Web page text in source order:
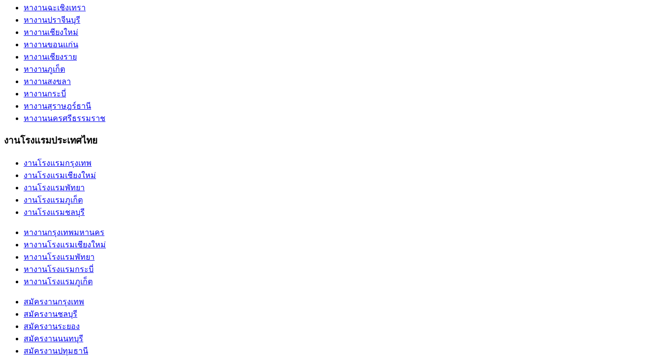
หางานฉะเชิงเทรา
หางานปราจีนบุรี
หางานเชียงใหม่
หางานขอนแก่น
หางานเชียงราย
หางานภูเก็ต
หางานสงขลา
หางานกระบี่
หางานสุราษฎร์ธานี
หางานนครศรีธรรมราช
งานโรงแรมประเทศไทย
งานโรงแรมกรุงเทพ
งานโรงแรมเชียงใหม่
งานโรงแรมพัทยา
งานโรงแรมภูเก็ต
งานโรงแรมชลบุรี
หางานกรุงเทพมหานคร
หางานโรงแรมเชียงใหม่
หางานโรงแรมพัทยา
หางานโรงแรมกระบี่
หางานโรงแรมภูเก็ต
สมัครงานกรุงเทพ
สมัครงานชลบุรี
สมัครงานระยอง
สมัครงานนนทบุรี
สมัครงานปทุมธานี